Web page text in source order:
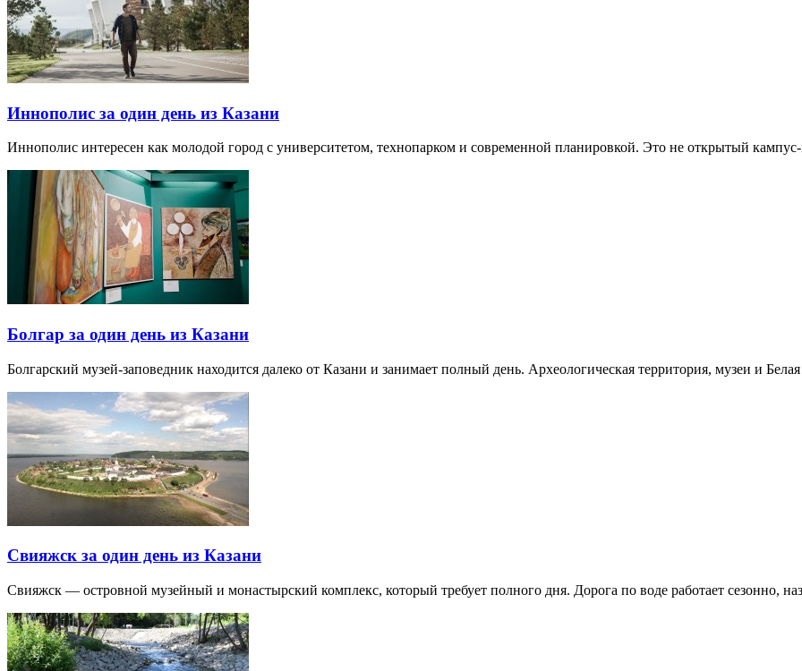
Иннополис за один день из Казани
Иннополис интересен как молодой город с университетом, технопарком и современной планировкой. Это не открытый
Болгар за один день из Казани
Болгарский музей-заповедник находится далеко от Казани и занимает полный день. Археологическая территория, музеи и
Свияжск за один день из Казани
Свияжск — островной музейный и монастырский комплекс, который требует полного дня. Дорога по воде работает сезонно,